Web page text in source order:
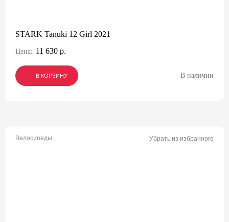
STARK Tanuki 12 Girl 2021
Цена: 11 630 р.
В КОРЗИНУ
В КОРЗИНУ
В КОРЗИНУ В наличии
Велосипеды Убрать из избранного